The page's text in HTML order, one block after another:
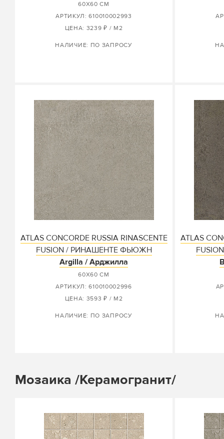
60X60 СМ
АРТИКУЛ: 610010002993
ЦЕНА: 3239 ₽ / М2
НАЛИЧИЕ: ПО ЗАПРОСУ
ATLAS CONCORDE RUSSIA RINASCENTE
FUSION / РИНАШЕНТЕ ФЬЮЖН
Argilla / Арджилла
60X60 СМ
АРТИКУЛ: 610010002996
ЦЕНА: 3593 ₽ / М2
НАЛИЧИЕ: ПО ЗАПРОСУ
ATLAS
Мозаика /Керамогранит/